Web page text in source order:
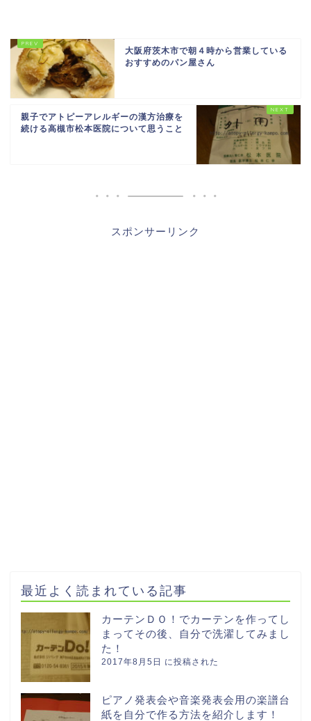
大阪府茨木市で朝４時から営業している
おすすめのパン屋さん
親子でアトピーアレルギーの漢方治療を
続ける高槻市松本医院について思うこと
スポンサーリンク
最近よく読まれている記事
カーテンＤＯ！でカーテンを作ってし
まってその後、自分で洗濯してみまし
た！
2017年8月5日 に投稿された
ピアノ発表会や音楽発表会用の楽譜台
紙を自分で作る方法を紹介します！